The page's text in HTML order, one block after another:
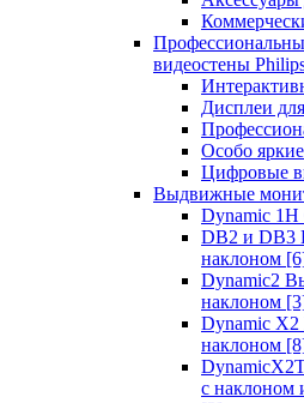
видеостены
Дисплеи
Особо
Цифровые
Выдвижные
Dynamic
DB2 и DB3
наклоном
Dynamic2
наклоном
Dynamic
наклоном
с